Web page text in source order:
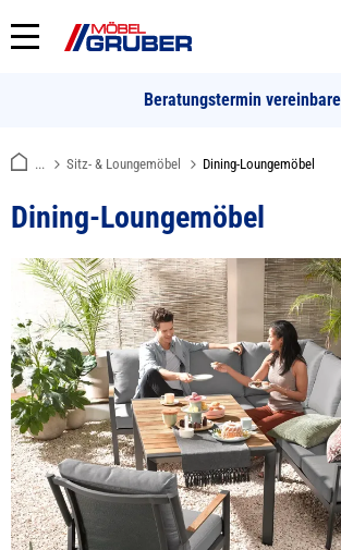
springen
Beratungstermin
... Sitz- & Loungemöbel Dining-Loungemöbel
Dining-Loungemöbel